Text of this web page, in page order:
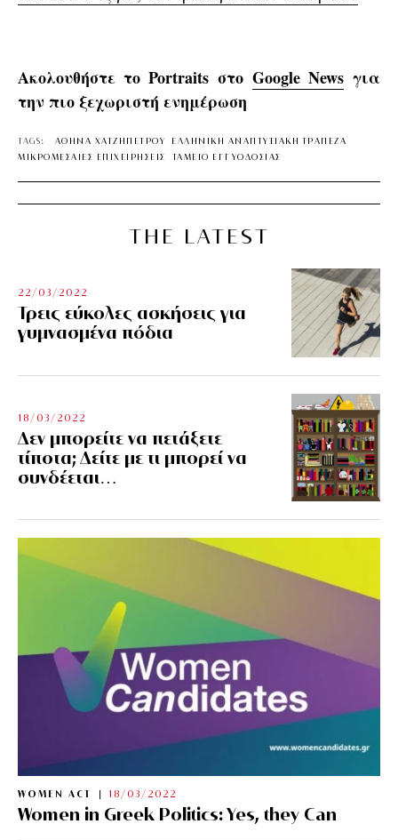
Ακολουθήστε το Portraits στο Google Newsγια
την πιο ξεχωριστή ενημέρωση
TAGS: ΑΘΗΝΑ ΧΑΤΖΗΠΕΤΡΟΥ
ΕΛΛΗΝΙΚΗ ΑΝΑΠΤΥΞΙΑΚΗ ΤΡΑΠΕΖΑ
ΜΙΚΡΟΜΕΣΑΙΕΣ ΕΠΙΧΕΙΡΗΣΕΙΣ
ΤΑΜΕΙΟ ΕΓΓΥΟΔΟΣΙΑΣ
THE LATEST
22/03/2022
Τρεις εύκολες ασκήσεις για
γυμνασμένα πόδια
18/03/2022
Δεν μπορείτε να πετάξετε
τίποτα; Δείτε με τι μπορεί να
συνδέεται…
WOMEN ACT 18/03/2022
Women in Greek Politics: Yes, they Can